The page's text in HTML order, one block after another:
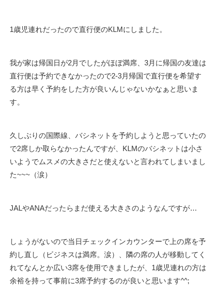
1歳児連れだったので直行便のKLMにしました。
我が家は帰国日が2月でしたがほぼ満席、3月に帰国の友達は
直行便は予約できなかったので2-3月帰国で直行便を希望す
る方は早く予約をした方が良いんじゃないかなぁと思いま
す。
久しぶりの国際線、バシネットを予約しようと思っていたの
で2席しか取らなかったんですが、KLMのバシネットは小さ
いようでムスメの大きさだと使えないと言われてしまいまし
た~~~（涙）
JALやANAだったらまだ使える大きさのようなんですが…
しょうがないので当日チェックインカウンターで上の席を予
約し直し（ビジネスは満席。涙）、隣の席の人が移動してく
れてなんとか広い3席を使用できましたが、1歳児連れの方は
余裕を持って事前に3席予約するのが良いと思います^^;